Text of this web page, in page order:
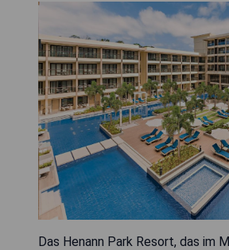
Das Henann Park Resort, das im